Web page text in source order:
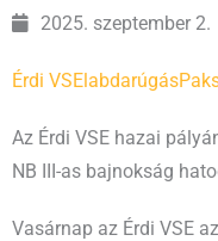
2025. szeptember 2.
Érdi VSE labdarúgás
Az Érdi VSE hazai
NB III-as bajnokság
Vasárnap az Érdi VSE